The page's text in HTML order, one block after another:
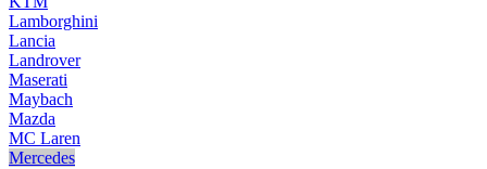
Lamborghini
Lancia
Landrover
Maserati
Maybach
Mazda
MC Laren
Mercedes